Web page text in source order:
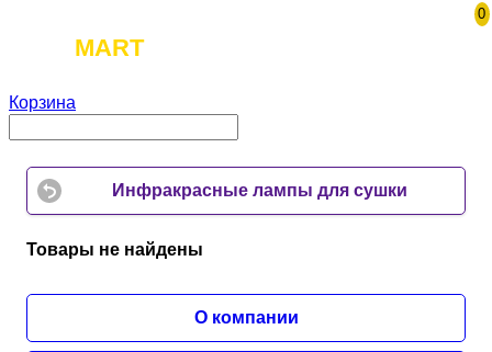
MART
Корзина
0
Инфракрасные лампы для сушки
Товары не найдены
О компании